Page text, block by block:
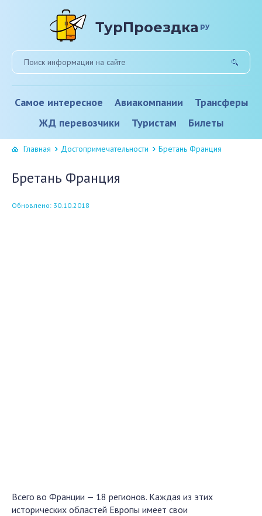
ТурПроездка ру
Самое интересное Авиакомпании
Трансферы
ЖД перевозчики
Туристам Билеты
Главная Достопримечательности Бретань Франция
Бретань Франция
Обновлено: 30.10.2018
Всего во Франции — 18 регионов. Каждая из этих
исторических областей Европы имеет свои